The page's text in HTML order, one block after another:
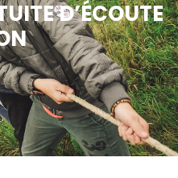
D’ÉCOUTE